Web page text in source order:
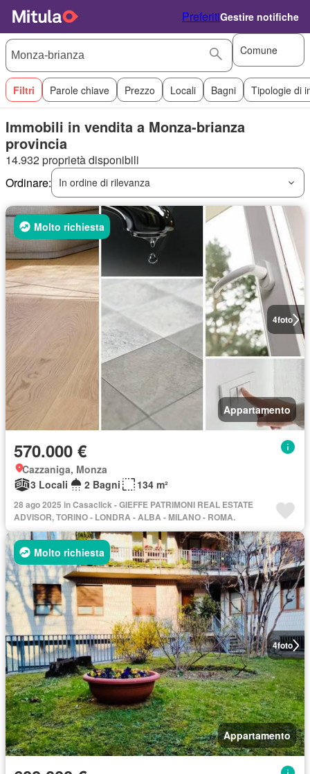
PreferitiGestire notifiche
Comune
Filtri Parole chiave Prezzo Locali Bagni Tipologie di
Immobili in vendita a Monza-brianza
provincia
14.932 proprietà disponibili
Ordinare:
In ordine di rilevanza
4foto
Molto richiesta
Appartamento
570.000 €
Cazzaniga, Monza
3 Locali
2 Bagni 134 m²
28 ago 2025 in Casaclick - GIEFFE PATRIMONI REAL ESTATE
ADVISOR, TORINO - LONDRA - ALBA - MILANO - ROMA.
4foto
Molto richiesta
Appartamento